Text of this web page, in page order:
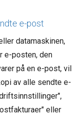
e-post
datamaskinen,
e-posten, den
på en e-post, vil
av alle sendte e-
eller